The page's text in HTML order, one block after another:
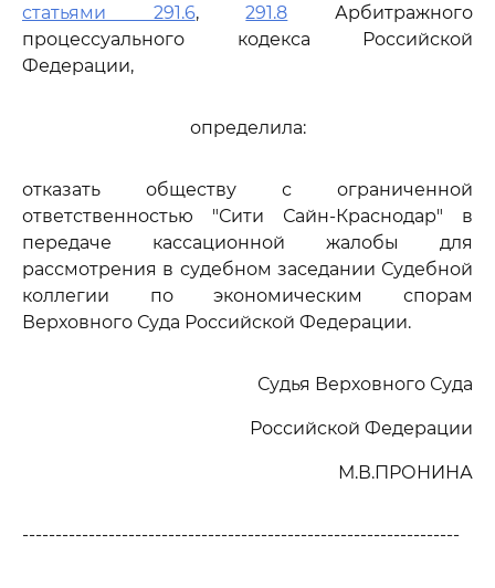
статьями 291.6,291.8 Арбитражного
процессуального кодекса Российской
Федерации,
определила:
отказать обществу с ограниченной
ответственностью "Сити Сайн-Краснодар" в
передаче кассационной жалобы для
рассмотрения в судебном заседании Судебной
коллегии по экономическим спорам
Верховного Суда Российской Федерации.
Судья Верховного Суда
Российской Федерации
М.В.ПРОНИНА
------------------------------------------------------------------